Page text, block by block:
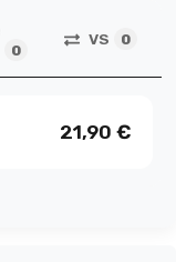
0
VS 0
21,90 €